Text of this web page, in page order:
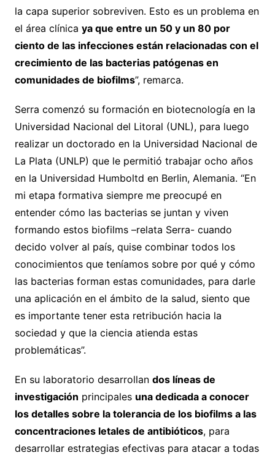
la capa superior sobreviven. Esto es un problema en
el área clínica ya que entre un 50 y un 80 por
ciento de las infecciones están relacionadas con el
crecimiento de las bacterias patógenas en
comunidades de biofilms”, remarca.
Serra comenzó su formación en biotecnología en la
Universidad Nacional del Litoral (UNL), para luego
realizar un doctorado en la Universidad Nacional de
La Plata (UNLP) que le permitió trabajar ocho años
en la Universidad Humboltd en Berlin, Alemania. “En
mi etapa formativa siempre me preocupé en
entender cómo las bacterias se juntan y viven
formando estos biofilms –relata Serra- cuando
decido volver al país, quise combinar todos los
conocimientos que teníamos sobre por qué y cómo
las bacterias forman estas comunidades, para darle
una aplicación en el ámbito de la salud, siento que
es importante tener esta retribución hacia la
sociedad y que la ciencia atienda estas
problemáticas”.
En su laboratorio desarrollan dos líneas de
investigación principales una dedicada a conocer
los detalles sobre la tolerancia de los biofilms a las
concentraciones letales de antibióticos, para
desarrollar estrategias efectivas para atacar a todas